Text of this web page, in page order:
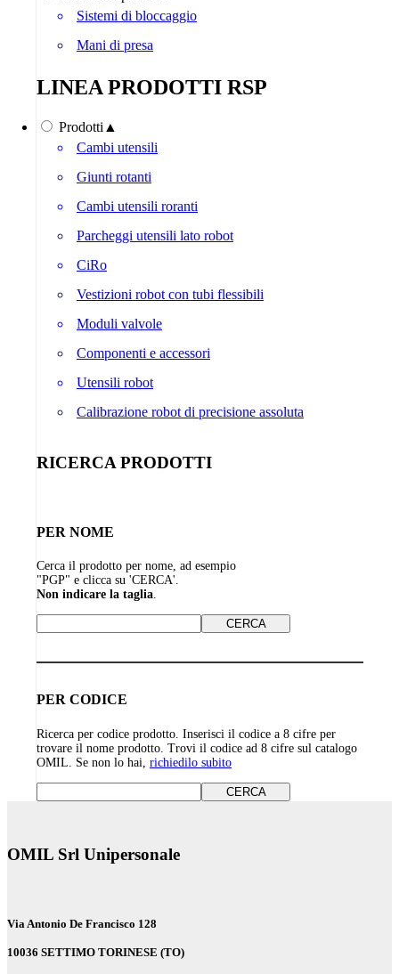
Sistemi di bloccaggio
Mani di presa
LINEA PRODOTTI RSP
Prodotti ▲
Cambi utensili
Giunti rotanti
Cambi utensili roranti
Parcheggi utensili lato robot
CiRo
Vestizioni robot con tubi flessibili
Moduli valvole
Componenti e accessori
Utensili robot
Calibrazione robot di precisione assoluta
RICERCA PRODOTTI
PER NOME
Cerca il prodotto per nome, ad esempio
"PGP" e clicca su 'CERCA'.
Non indicare la taglia.
PER CODICE
Ricerca per codice prodotto. Inserisci il codice a 8 cifre per
trovare il nome prodotto. Trovi il codice ad 8 cifre sul catalogo
OMIL. Se non lo hai, richiedilo subito
OMIL Srl Unipersonale
Via Antonio De Francisco 128
10036 SETTIMO TORINESE (TO)